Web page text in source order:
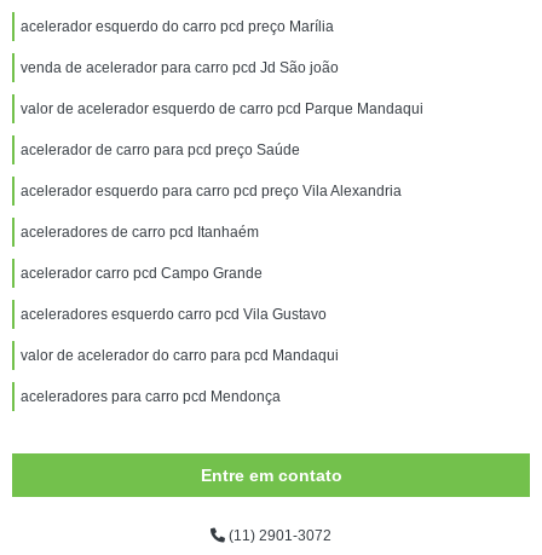
acelerador esquerdo do carro pcd preço Marília
venda de acelerador para carro pcd Jd São joão
valor de acelerador esquerdo de carro pcd Parque Mandaqui
acelerador de carro para pcd preço Saúde
acelerador esquerdo para carro pcd preço Vila Alexandria
aceleradores de carro pcd Itanhaém
acelerador carro pcd Campo Grande
aceleradores esquerdo carro pcd Vila Gustavo
valor de acelerador do carro para pcd Mandaqui
aceleradores para carro pcd Mendonça
Entre em contato
(11) 2901-3072